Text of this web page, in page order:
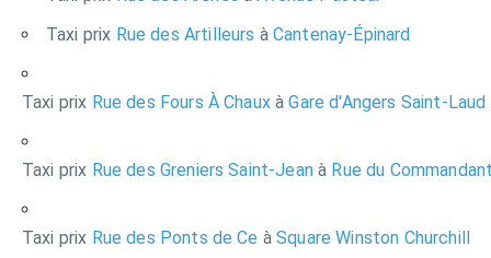
Taxi prix Rue des Artilleurs àCantenay-Épinard
Taxi prix Rue des Fours À Chauxà Gare d'Angers Saint-Laud
Taxi prix Rue des Greniers Saint-Jeanà Rue du
Taxi prix Rue des Ponts de Ce à Square Winston Churchill